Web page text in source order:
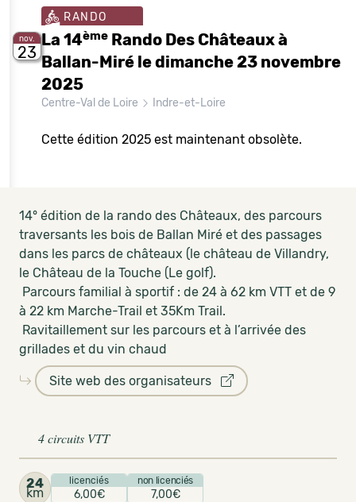
nov.
23
RANDO
La 14ème Rando Des Châteaux à
Ballan-Miré le dimanche 23 novembre
2025
Centre-Val de Loire Indre-et-Loire
Cette édition 2025 est maintenant obsolète.
14° édition de la rando des Châteaux, des parcours
traversants les bois de Ballan Miré et des passages
dans les parcs de châteaux (le château de Villandry,
le Château de la Touche (Le golf).
Parcours familial à sportif : de 24 à 62 km VTT et de 9
à 22 km Marche-Trail et 35Km Trail.
Ravitaillement sur les parcours et à l’arrivée des
grillades et du vin chaud
Site web des organisateurs
4 circuits VTT
24
km
licenciés
6,00€
non licenciés
7,00€